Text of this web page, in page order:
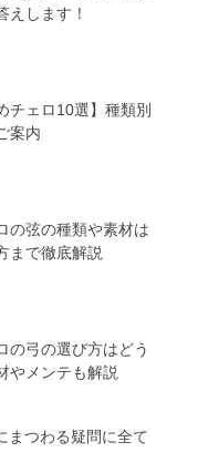
えします！
チェロ10選】種類別
案内
の弦の種類や素材は
まで徹底解説
の弓の選び方はどう
やメンテも解説
まつわる疑問に全て